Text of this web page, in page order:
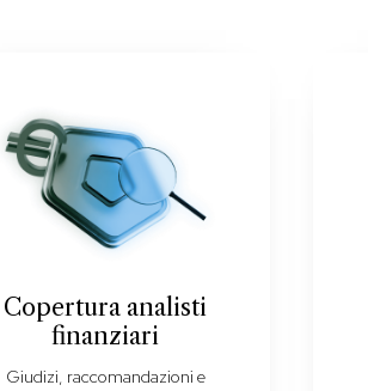
Copertura analisti
finanziari
Giudizi, raccomandazioni e